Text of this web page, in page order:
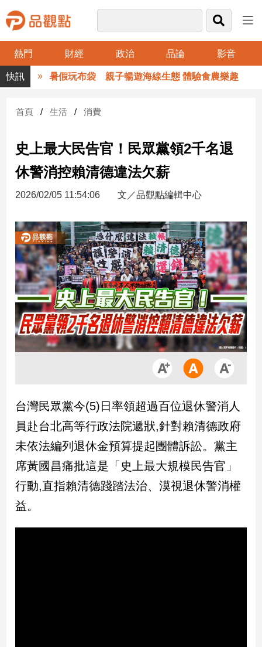
熱門 財經 政治 品論 影音
品
觀
財
台
財
新
產
經/
股
市
房
地
產
品
政
治
政
治
焦
品
觀
暑假玩布袋 親子暢遊海線生態 體驗食農樂趣
首頁 生活 消費
史上最大民告官！民眾黨領2千名退
休警消控賴清德違法欠薪
2026/02/05 11:54:06 文／品觀點編輯中心
台灣民眾黨今(5)日率領超過百位退休警消人
員赴台北高等行政法院遞狀,針對賴清德政府
未依法編列退休金預算提起團體訴訟。黨主
席黃國昌痛批這是「史上最大規模民告官」
行動,直指賴清德踐踏法治、漠視退休警消權
益。